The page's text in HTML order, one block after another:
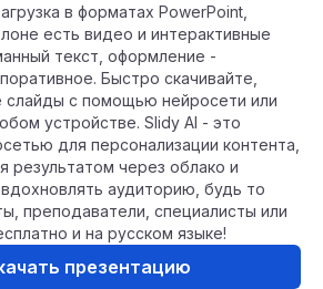
в форматах PowerPoint,
есть видео и интерактивные
текст, оформление -
Быстро скачивайте,
слайды с помощью нейросети или
устройстве. Slidy AI - это
для персонализации контента,
результатом через облако и
аудиторию, будь то
преподаватели, специалисты или
и на русском языке!
презентацию